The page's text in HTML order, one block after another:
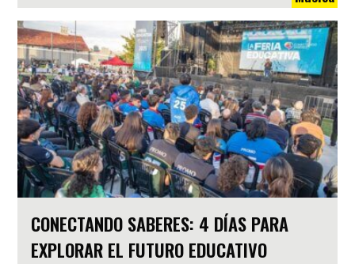
CONECTANDO SABERES: 4 DÍAS PARA
EXPLORAR EL FUTURO EDUCATIVO